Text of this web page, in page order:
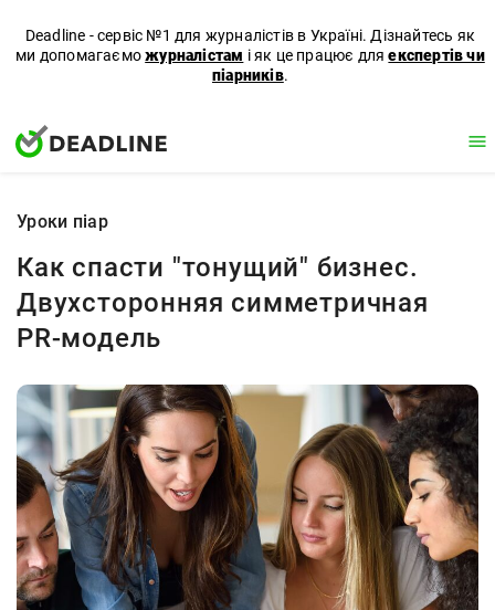
Deadline - сервіс №1 для журналістів в Україні. Дізнайтесь як
ми допомагаєможурналістам і як це працює дляекспертів чи
піарників.
Уроки піар
Как спасти "тонущий" бизнес.
Двухсторонняя симметричная
PR-модель